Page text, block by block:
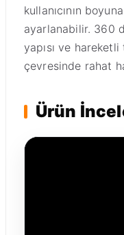
kullanıcının
ayarlanabilir. 360
yapısı ve hareketli
çevresinde rahat
Ürün